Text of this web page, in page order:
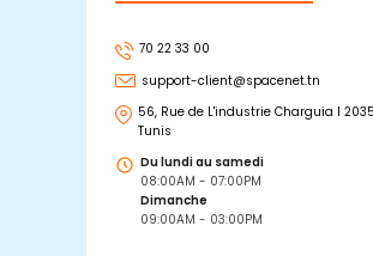
70 22 33 00
support-client@spacenet.tn
56, Rue de L'industrie Charguia I
Tunis
Du lundi au samedi
08:00AM - 07:00PM
Dimanche
09:00AM - 03:00PM